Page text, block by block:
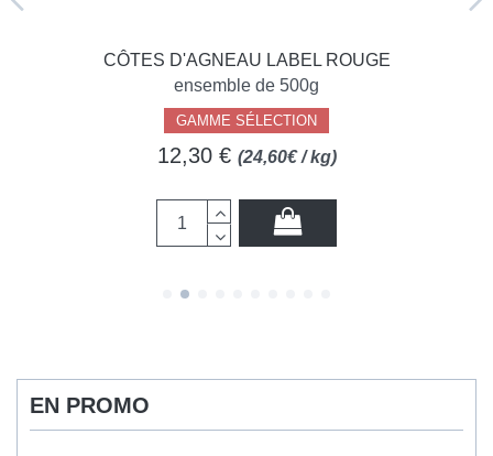
CÔTES D'AGNEAU LABEL ROUGE
ensemble de 500g
GAMME SÉLECTION
12,30 € (24,60€ / kg)
EN PROMO